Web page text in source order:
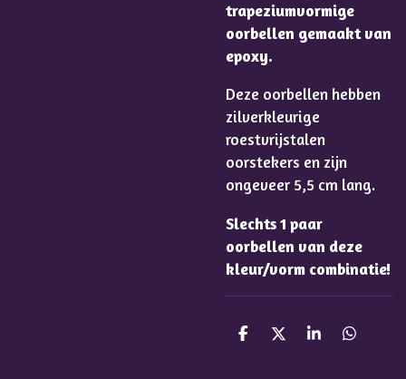
trapeziumvormige
oorbellen gemaakt van
epoxy.
Deze oorbellen hebben
zilverkleurige
roestvrijstalen
oorstekers en zijn
ongeveer 5,5 cm lang.
Slechts 1 paar
oorbellen van deze
kleur/vorm combinatie!
D
D
S
D